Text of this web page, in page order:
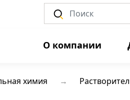
О компании
химия